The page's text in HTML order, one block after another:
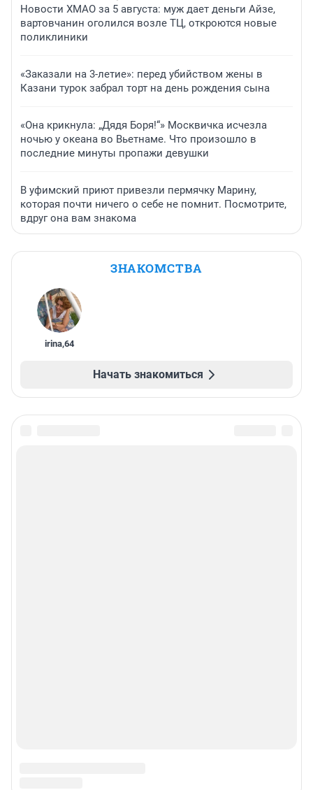
Новости ХМАО за 5 августа: муж дает деньги Айзе,
вартовчанин оголился возле ТЦ, откроются новые
поликлиники
«Заказали на 3-летие»: перед убийством жены в
Казани турок забрал торт на день рождения сына
«Она крикнула: „Дядя Боря!“» Москвичка исчезла
ночью у океана во Вьетнаме. Что произошло в
последние минуты пропажи девушки
В уфимский приют привезли пермячку Марину,
которая почти ничего о себе не помнит. Посмотрите,
вдруг она вам знакома
ЗНАКОМСТВА
irina,64
Начать знакомиться